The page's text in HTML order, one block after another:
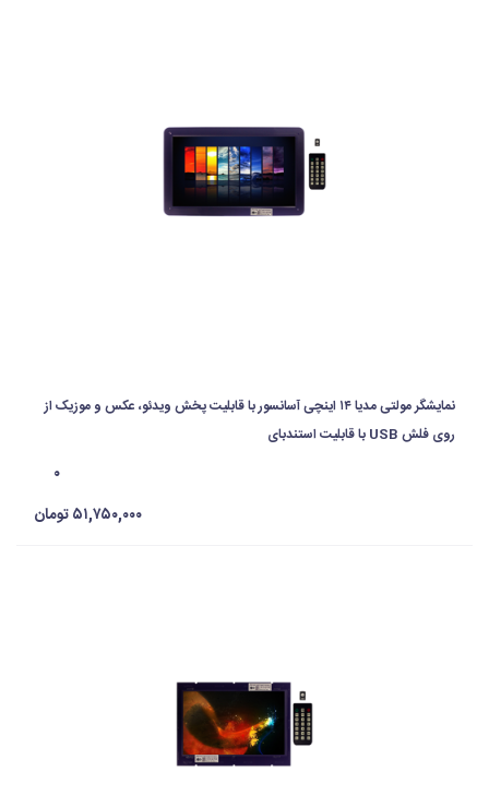
نمایشگر مولتی مدیا ۱۴ اینچی آسانسور با قابلیت پخش ویدئو، عکس و موزیک از
روی فلش USB با قابلیت استندبای
۰
۵۱,۷۵۰,۰۰۰ تومان